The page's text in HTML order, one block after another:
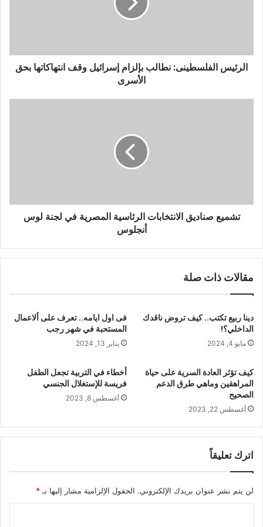
الرئيس الفلسطينى: نطالب بإلزام إسرائيل وقف انتهاكاتها بحق
الأسرى
تشميع صناديق الانتخابات الرئاسية المصرية في لجنة لوس
أنجلوس
مقالات ذات صلة
دينا ربيع تكتب.. كيف تروض ناقدك
الداخلي؟!
مايو 4, 2024
فى اول ايامه.. تعرف على ألاعمال
المستحبة في شهر رجب
يناير 13, 2024
كيف تؤثر العادة السرية على حياة
المراهقين وماهي طرق الدعم
الصحيح
أغسطس 22, 2023
أخطاء في التربية تجعل الطفل
فريسة للإستغلال الجنسي
أغسطس 8, 2023
اترك تعليقاً
لن يتم نشر عنوان بريدك الإلكتروني. الحقول الإلزامية مشار إليها بـ *